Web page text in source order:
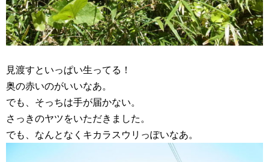
見渡すといっぱい生ってる！
奥の赤いのがいいなあ。
でも、そっちは手が届かない。
さっきのヤツをいただきました。
でも、なんとなくキカラスウリっぽいなあ。